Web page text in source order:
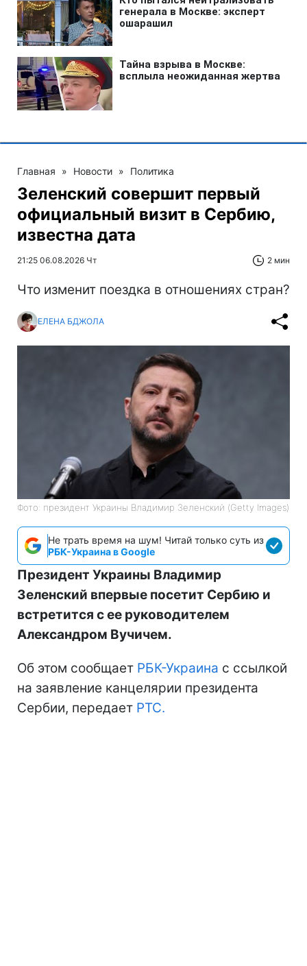
Главная » Новости » Политика
Зеленский совершит первый
официальный визит в Сербию,
известна дата
21:25 06.08.2026 Чт 2 мин
Что изменит поездка в отношениях стран?
ЕЛЕНА БДЖОЛА
Фото: президент Украины Владимир Зеленский (Getty Images)
Не трать время на шум! Читай только суть из
РБК-Украина в Google
Президент Украины Владимир
Зеленский впервые посетит Сербию и
встретится с ее руководителем
Александром Вучичем.
Об этом сообщает РБК-Украина с ссылкой
на заявление канцелярии президента
Сербии, передает РТС.